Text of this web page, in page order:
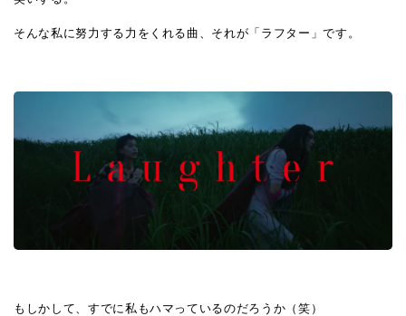
そんな私に努力する力をくれる曲、それが「ラフター」です。
もしかして、すでに私もハマっているのだろうか（笑）